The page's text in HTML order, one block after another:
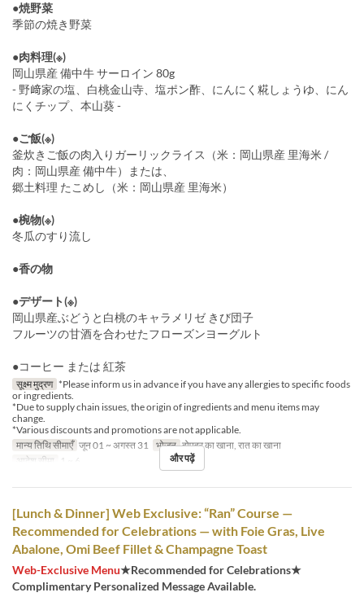
●焼野菜
季節の焼き野菜
●肉料理(※)
岡山県産 備中牛 サーロイン 80g
- 野﨑家の塩、白桃金山寺、塩ポン酢、にんにく糀しょうゆ、にん
にくチップ、本山葵 -
●ご飯(※)
釜炊きご飯の肉入りガーリックライス（米：岡山県産 里海米 /
肉：岡山県産 備中牛）または、
郷土料理 たこめし（米：岡山県産 里海米）
●椀物(※)
冬瓜のすり流し
●香の物
●デザート(※)
岡山県産ぶどうと白桃のキャラメリゼ きび団子
フルーツの甘酒を合わせたフローズンヨーグルト
●コーヒー または 紅茶
सूक्ष्म मुद्रण *Please inform us in advance if you have any allergies to specific foods
or ingredients.
*Due to supply chain issues, the origin of ingredients and menu items may
change.
*Various discounts and promotions are not applicable.
मान्य तिथि सीमाएँ जून 01 ~ अगस्त 31 भोजन दोपहर का खाना, रात का खाना
आदेश सीमा
1 ~ 6 और पढ़ें
[Lunch & Dinner] Web Exclusive: “Ran” Course —
Recommended for Celebrations — with Foie Gras, Live
Abalone, Omi Beef Fillet & Champagne Toast
Web-Exclusive Menu★Recommended for Celebrations★
Complimentary Personalized Message Available.